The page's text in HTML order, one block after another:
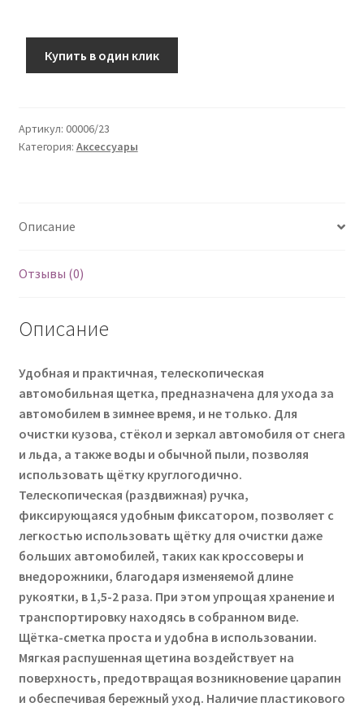
Купить в один клик
Артикул: 00006/23
Категория: Аксессуары
Описание
Отзывы (0)
Описание
Удобная и практичная, телескопическая
автомобильная щетка, предназначена для ухода за
автомобилем в зимнее время, и не только. Для
очистки кузова, стёкол и зеркал автомобиля от снега
и льда, а также воды и обычной пыли, позволяя
использовать щётку круглогодично.
Телескопическая (раздвижная) ручка,
фиксирующаяся удобным фиксатором, позволяет с
легкостью использовать щётку для очистки даже
больших автомобилей, таких как кроссоверы и
внедорожники, благодаря изменяемой длине
рукоятки, в 1,5-2 раза. При этом упрощая хранение и
транспортировку находясь в собранном виде.
Щётка-сметка проста и удобна в использовании.
Мягкая распушенная щетина воздействует на
поверхность, предотвращая возникновение царапин
и обеспечивая бережный уход. Наличие пластикового